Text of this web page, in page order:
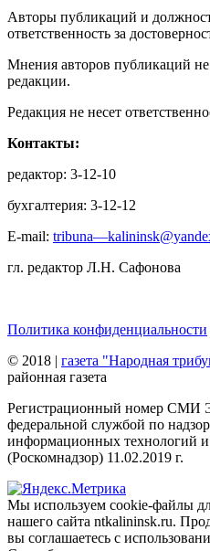
Авторы публикаций и
ответственность за
Мнения авторов публикаций не
редакции.
Редакция не несет
Контакты:
редактор: 3-12-10
бухгалтерия: 3-12-12
E-mail:
гл. редактор Л.Н. Сафонова
Политика конфиденциальности
© 2018 | газета "Народная
районная газета
Регистрационный номер СМИ
федеральной службой по
информационных технологий
(Роскомнадзор) 11.02.2019 г.
Мы используем cookie-файлы
нашего сайта ntkalininsk.ru.
вы соглашаетесь с